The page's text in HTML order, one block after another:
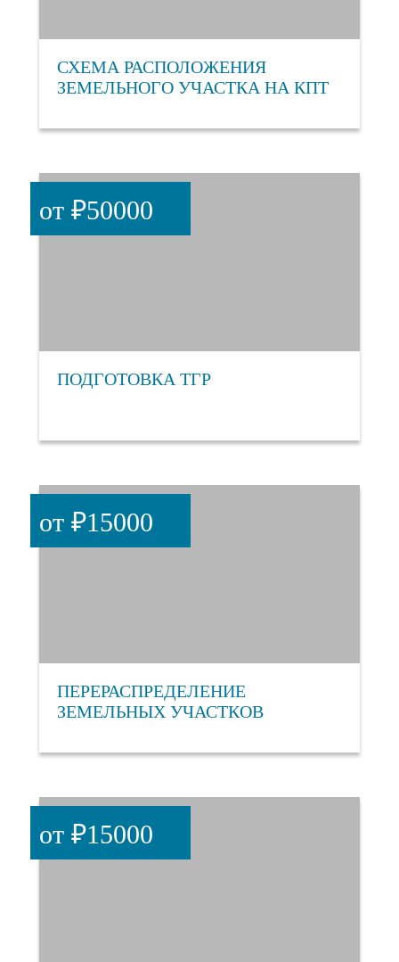
СХЕМА РАСПОЛОЖЕНИЯ
ЗЕМЕЛЬНОГО УЧАСТКА НА КПТ
ПОДГОТОВКА ТГР
от ₽50000
ПЕРЕРАСПРЕДЕЛЕНИЕ
ЗЕМЕЛЬНЫХ УЧАСТКОВ
от ₽15000
от ₽15000